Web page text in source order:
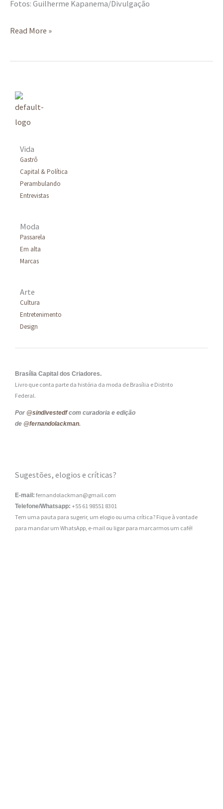
Fotos: Guilherme Kapanema/Divulgação
Read More »
Vida
Gastrô
Capital & Política
Perambulando
Entrevistas
Moda
Passarela
Em alta
Marcas
Arte
Cultura
Entretenimento
Design
Brasília Capital dos Criadores.
Livro que conta parte da história da moda de Brasília e Distrito
Federal.
Por @sindivestedfcom curadoria e edição
de @fernandolackman.
Sugestões, elogios e críticas?
E-mail: fernandolackman@gmail.com
Telefone/Whatsapp: +55 61 98551 8301
Tem uma pauta para sugerir, um elogio ou uma crítica? Fique à vontade
para mandar um WhatsApp, e-mail ou ligar para marcarmos um café!